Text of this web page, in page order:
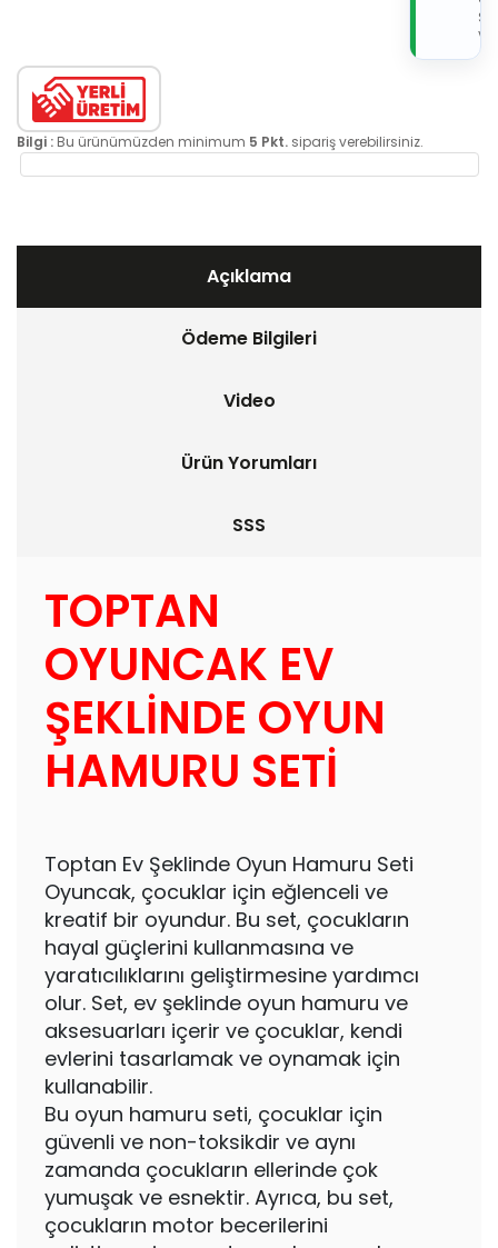
Bilgi : Bu ürünümüzden minimum 5 Pkt. sipariş verebilirsiniz.
Açıklama
Ödeme Bilgileri
Video
Ürün Yorumları
SSS
TOPTAN
OYUNCAK EV
ŞEKLİNDE OYUN
HAMURU SETİ
Toptan Ev Şeklinde Oyun Hamuru Seti
Oyuncak, çocuklar için eğlenceli ve
kreatif bir oyundur. Bu set, çocukların
hayal güçlerini kullanmasına ve
yaratıcılıklarını geliştirmesine yardımcı
olur. Set, ev şeklinde oyun hamuru ve
aksesuarları içerir ve çocuklar, kendi
evlerini tasarlamak ve oynamak için
kullanabilir.
Bu oyun hamuru seti, çocuklar için
güvenli ve non-toksikdir ve aynı
zamanda çocukların ellerinde çok
yumuşak ve esnektir. Ayrıca, bu set,
çocukların motor becerilerini